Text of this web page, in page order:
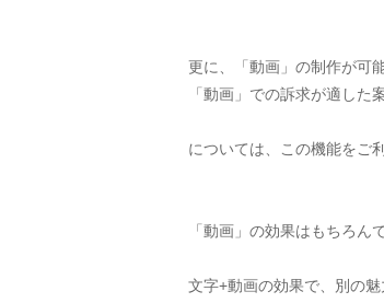
更に、「動画」の制作が可
「動画」での訴求が適した案
については、この機能をご
「動画」の効果はもちろん
文字+動画の効果で、別の